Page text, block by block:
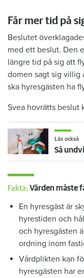
Får mer tid på
Beslutet
med ett beslut. Den
längre tid på sig att
domen sagt sig villig
ska hyresgästen ha
Svea hovrätts beslut
Läs också
Fakta: Värden måste
En hyresgäst är
hyrestiden och
och hyresgästen
ordning inom
Vårdplikten kan
hyresgästen har